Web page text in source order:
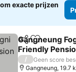
exacte prijzen
Delen
Gangneung
Friendly
Prijzen bekijken
/
Geen score
Gangneung, 19.7